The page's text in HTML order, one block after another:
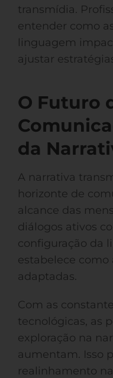
transmídia.
entender como
linguagem
ajustar
O Futuro
da
A narrativa
horizonte de
alcance das
diálogos ativos
configuração da
estabelece como
adaptadas.
Com as
tecnológicas, as
exploração na
aumentam. Isso
realinhamento